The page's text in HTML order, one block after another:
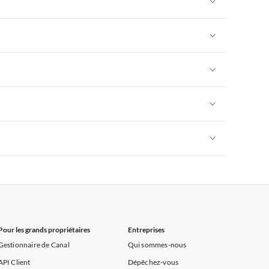
Appartements de Vacances à Provence
Appartements de Vacances à Provence
Appartements de Vacances à Provence
Appartements de Vacances à Provence
Appartements de Vacances à Provence
les grands propriétaires
de Canal
Client
Entreprises
Qui sommes-nous
Dépêchez-vous